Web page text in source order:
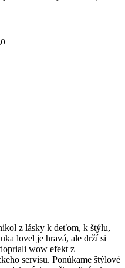
z lásky k deťom, k štýlu,
lovel je hravá, ale drží si
wow efekt z
servisu. Ponúkame štýlové